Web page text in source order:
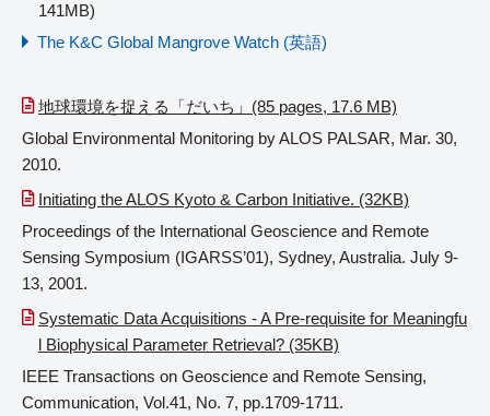
141MB)
The K&C Global Mangrove Watch (英語)
地球環境を捉える「だいち」(85 pages, 17.6 MB)
Global Environmental Monitoring by ALOS PALSAR, Mar. 30,
2010.
Initiating the ALOS Kyoto & Carbon Initiative. (32KB)
Proceedings of the International Geoscience and Remote
Sensing Symposium (IGARSS’01), Sydney, Australia. July 9-
13, 2001.
Systematic Data Acquisitions - A Pre-requisite for Meaningfu
l Biophysical Parameter Retrieval? (35KB)
IEEE Transactions on Geoscience and Remote Sensing,
Communication, Vol.41, No. 7, pp.1709-1711.